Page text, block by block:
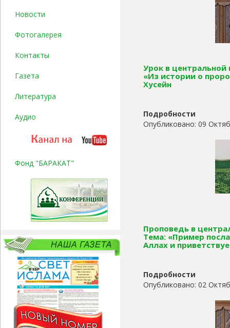
Новости
Фотогалерея
Контакты
Газета
Литература
Аудио
Фонд "БАРАКАТ"
Урок в центральной
«Из истории о
Хусейн
Подробности
Опубликовано: 09
Проповедь в
Тема: «Пример
Аллах и
Подробности
Опубликовано: 02